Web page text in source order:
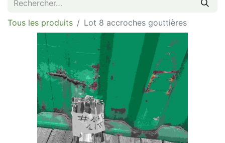
Tous les produits Lot 8 accroches gouttières